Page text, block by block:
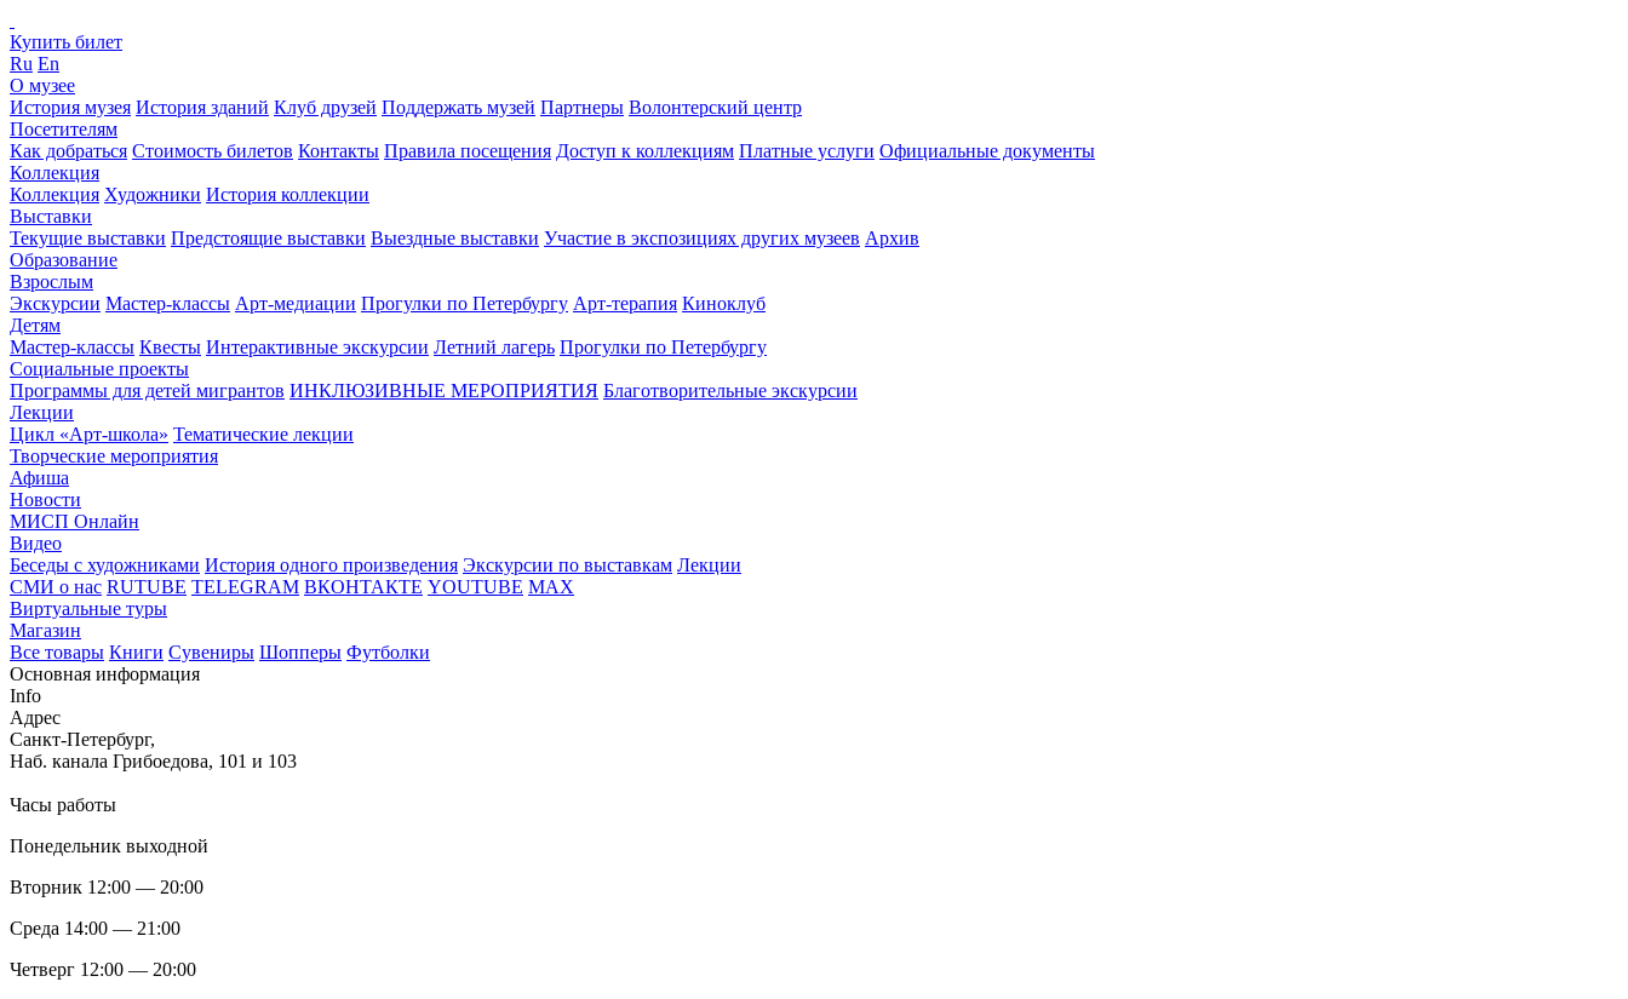
Купить билет
Ru En
О музее
История музея История зданий Клуб друзей Поддержать музей Партнеры Волонтерский центр
Посетителям
Как добраться Стоимость билетов Контакты Правила посещения Доступ к коллекциям Платные услуги Официальные документы
Коллекция
Коллекция Художники История коллекции
Выставки
Текущие выставки Предстоящие выставки Выездные выставки Участие в экспозициях других музеев Архив
Образование
Взрослым
Экскурсии Мастер-классы Арт-медиации Прогулки по Петербургу Арт-терапия Киноклуб
Детям
Мастер-классы Квесты Интерактивные экскурсии Летний лагерь Прогулки по Петербургу
Социальные проекты
Программы для детей мигрантов ИНКЛЮЗИВНЫЕ МЕРОПРИЯТИЯ Благотворительные экскурсии
Лекции
Цикл «Арт-школа» Тематические лекции
Творческие мероприятия
Афиша
Новости
МИСП Онлайн
Видео
Беседы с художниками История одного произведения Экскурсии по выставкам Лекции
СМИ о нас RUTUBE TELEGRAM ВКОНТАКТЕ YOUTUBE MAX
Виртуальные туры
Магазин
Все товары Книги Сувениры Шопперы Футболки
Основная информация
Info
Адрес
Санкт-Петербург,
Наб. канала Грибоедова, 101 и 103
Часы работы
Понедельник выходной
Вторник 12:00 — 20:00
Среда 14:00 — 21:00
Четверг 12:00 — 20:00